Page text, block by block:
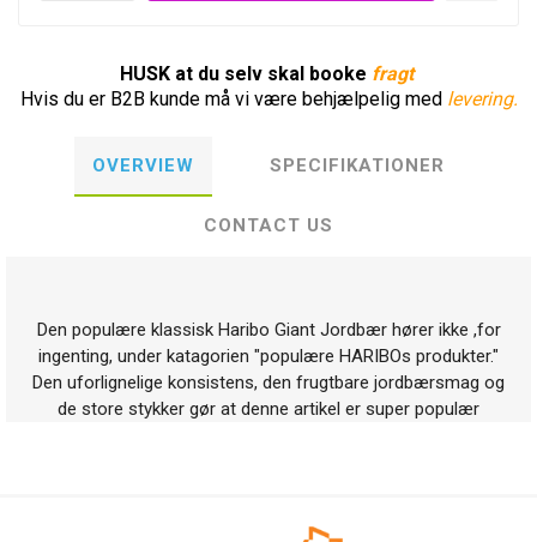
HUSK at du selv skal booke fragt
Hvis du er B2B kunde må vi være behjælpelig med levering.
OVERVIEW SPECIFIKATIONER
CONTACT US
Den populære klassisk Haribo Giant Jordbær hører ikke ,for
ingenting, under katagorien "populære HARIBOs produkter."
Den uforlignelige konsistens, den frugtbare jordbærsmag og
de store stykker gør at denne artikel er super populær